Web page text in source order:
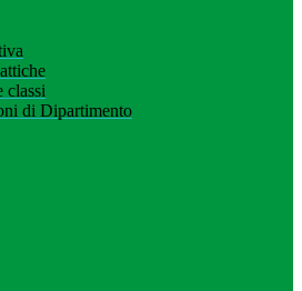
classi
di Dipartimento